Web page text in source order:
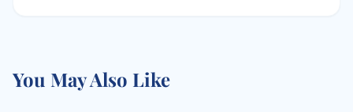
You May Also Like